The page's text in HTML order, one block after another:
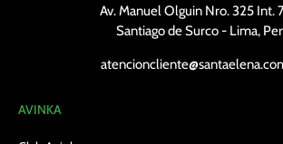
Av. Manuel Olguin Nro. 325 Int.
Santiago de Surco - Lima,
AVINKA